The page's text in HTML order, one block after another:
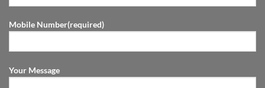
Mobile Number(required)
Your Message